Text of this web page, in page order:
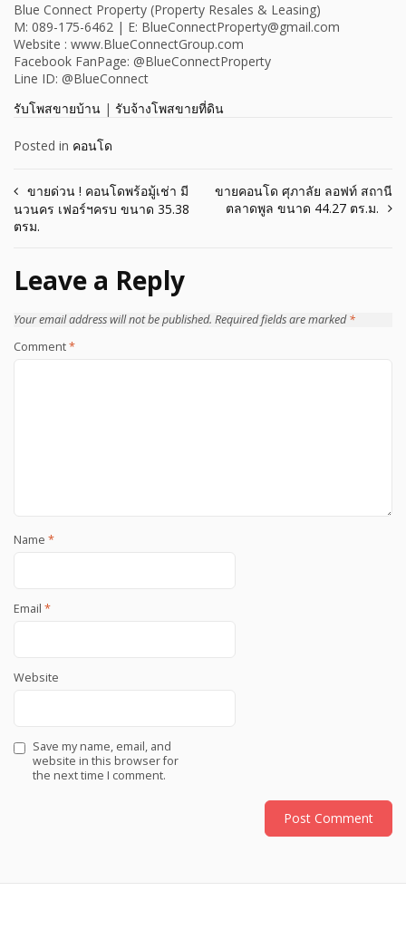
Blue Connect Property (Property Resales & Leasing)
M: 089-175-6462 | E: BlueConnectProperty@gmail.com
Website : www.BlueConnectGroup.com
Facebook FanPage: @BlueConnectProperty
Line ID: @BlueConnect
รับโพสขายบ้าน | รับจ้างโพสขายที่ดิน
Posted in คอนโด
Post
navigation
ขายด่วน ! คอนโดพร้อมู้เช่า มี
นวนคร เฟอร์ฯครบ ขนาด 35.38
ตรม.
ขายคอนโด ศุภาลัย ลอฟท์ สถานี
ตลาดพูล ขนาด 44.27 ตร.ม.
Leave a Reply
Your email address will not be published. Required fields are marked*
Comment*
Name *
Email *
Website
Save my name, email, and
website in this browser for
the next time I comment.